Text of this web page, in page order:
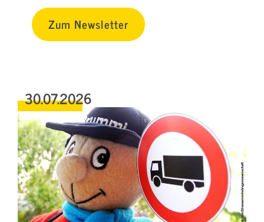
Zum Newsletter
30.07.2026